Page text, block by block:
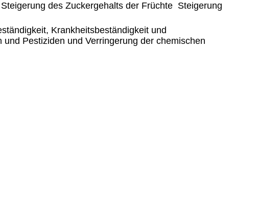
des Zuckergehalts der Früchte  Steigerung
Krankheitsbeständigkeit und
Pestiziden und Verringerung der chemischen